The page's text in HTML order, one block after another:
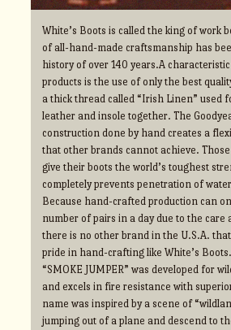
White’s Boots is called the king of work
of all-hand-made craftsmanship has
history of over 140 years.A
products is the use of only the best
a thick thread called “Irish Linen” used
leather and insole together. The
construction done by hand creates a
that other brands cannot achieve.
give their boots the world’s toughest
completely prevents penetration of
Because hand-crafted production can
number of pairs in a day due to the care
there is no other brand in the U.S.A.
pride in hand-crafting like White’s
“SMOKE JUMPER” was developed for
and excels in fire resistance with
name was inspired by a scene of
jumping out of a plane and descend to